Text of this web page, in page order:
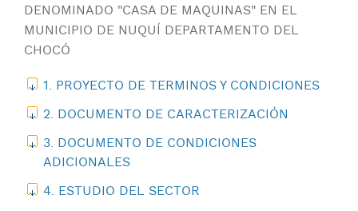
DENOMINADO "CASA DE MAQUINAS" EN EL
MUNICIPIO DE NUQUÍ DEPARTAMENTO DEL
CHOCÓ
1. PROYECTO DE TERMINOS Y CONDICIONES
2. DOCUMENTO DE CARACTERIZACIÓN
3. DOCUMENTO DE CONDICIONES
ADICIONALES
4. ESTUDIO DEL SECTOR